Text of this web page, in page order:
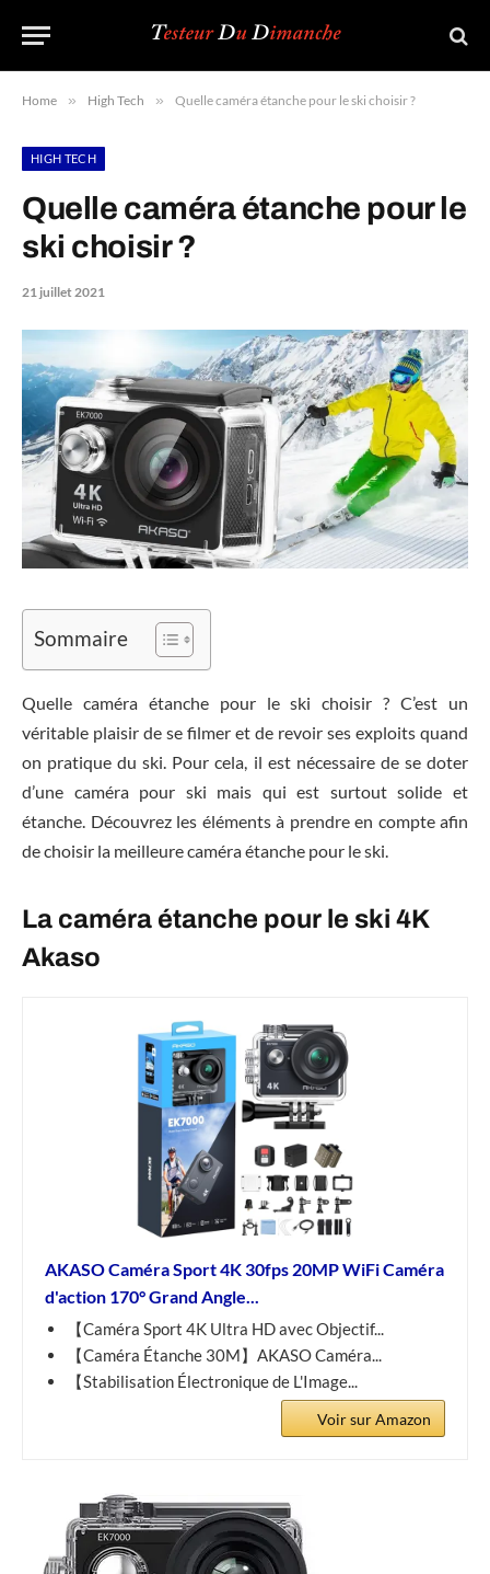
Home » High Tech » Quelle caméra étanche pour le ski choisir ?
HIGH TECH
Quelle caméra étanche pour le
ski choisir ?
21 juillet 2021
Sommaire
Quelle caméra étanche pour le ski choisir ? C’est un
véritable plaisir de se filmer et de revoir ses exploits quand
on pratique du ski. Pour cela, il est nécessaire de se doter
d’une caméra pour ski mais qui est surtout solide et
étanche. Découvrez les éléments à prendre en compte afin
de choisir la meilleure caméra étanche pour le ski.
La caméra étanche pour le ski 4K
Akaso
AKASO Caméra Sport 4K 30fps 20MP WiFi Caméra
d'action 170° Grand Angle...
【Caméra Sport 4K Ultra HD avec Objectif...
【Caméra Étanche 30M】AKASO Caméra...
【Stabilisation Électronique de L'Image...
Voir sur Amazon